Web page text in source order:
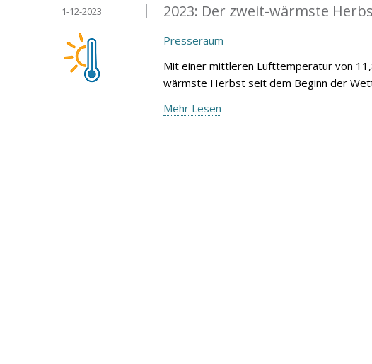
2023: Der zweit-wärmste
1-12-2023
Presseraum
Mit einer mittleren Lufttemperatur von
wärmste Herbst seit dem Beginn der
Mehr Lesen